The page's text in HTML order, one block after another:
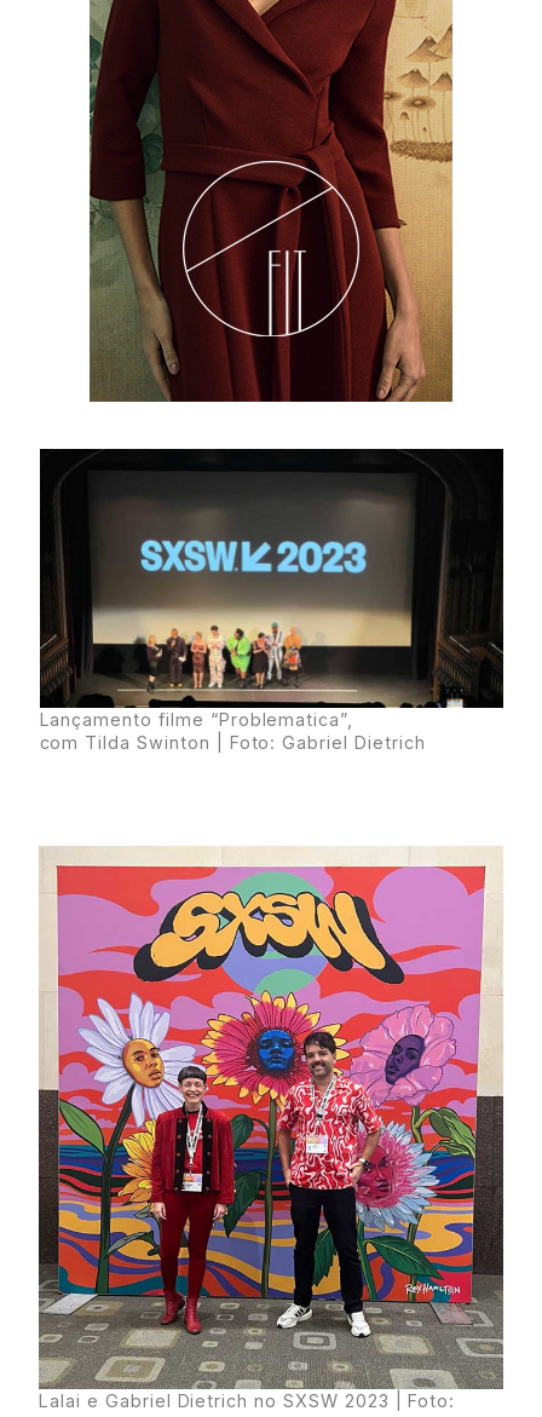
Lançamento filme “Problematica”,
com Tilda Swinton | Foto: Gabriel Dietrich
Lalai e Gabriel Dietrich no SXSW 2023 | Foto: